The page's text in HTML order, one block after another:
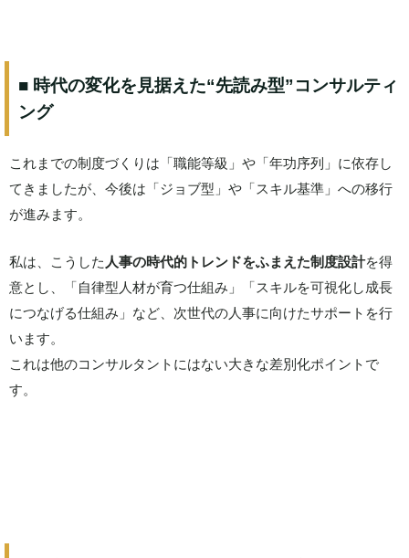
■ 時代の変化を見据えた“先読み型”コンサルティ
ング
これまでの制度づくりは「職能等級」や「年功序列」に依存し
てきましたが、今後は「ジョブ型」や「スキル基準」への移行
が進みます。
私は、こうした 人事の時代的トレンドをふまえた制度設計を得
意とし、「自律型人材が育つ仕組み」「スキルを可視化し成長
につなげる仕組み」など、次世代の人事に向けたサポートを行
います。
これは他のコンサルタントにはない大きな差別化ポイントで
す。